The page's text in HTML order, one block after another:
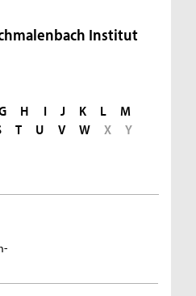
Institut
H I J K L
M
T U V W X
Y